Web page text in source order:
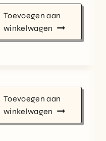
Toevoegen aan
winkelwagen
Toevoegen aan
winkelwagen